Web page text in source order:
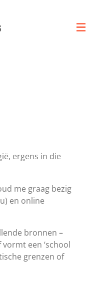
ergens in die
me graag bezig
en online
bronnen –
een ‘school
grenzen of